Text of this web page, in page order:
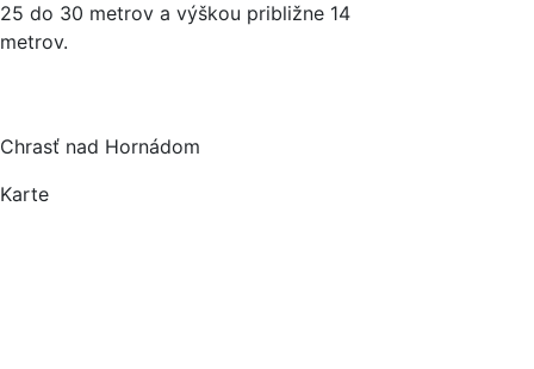
25 do 30 metrov a výškou približne 14
metrov.
Chrasť nad Hornádom
Karte